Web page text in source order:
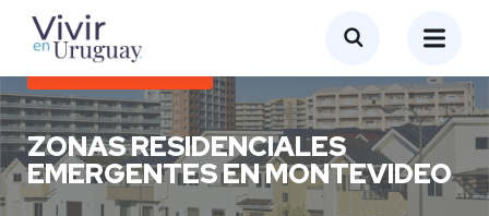
ZONAS RESIDENCIALES
EMERGENTES EN MONTEVIDEO